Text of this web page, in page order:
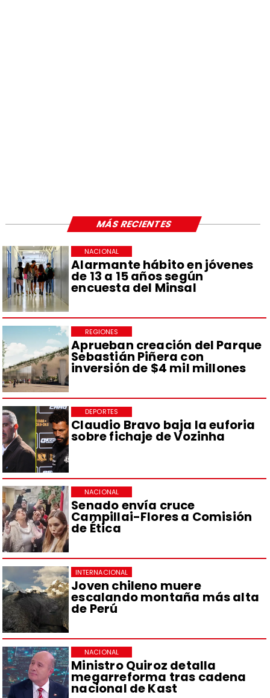
Alarmante hábito en jóvenes
de 13 a 15 años según
encuesta del Minsal
NACIONAL
Aprueban creación del Parque
Sebastián Piñera con
inversión de $4 mil millones
REGIONES
Claudio Bravo baja la euforia
sobre fichaje de Vozinha
DEPORTES
Senado envía cruce
Campillai-Flores a Comisión
de Ética
NACIONAL
Joven chileno muere
escalando montaña más alta
de Perú
INTERNACIONAL
Ministro Quiroz detalla
megarreforma tras cadena
nacional de Kast
NACIONAL
MÁS RECIENTES